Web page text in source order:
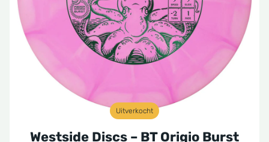
Uitverkocht
Westside Discs – BT Origio Burst